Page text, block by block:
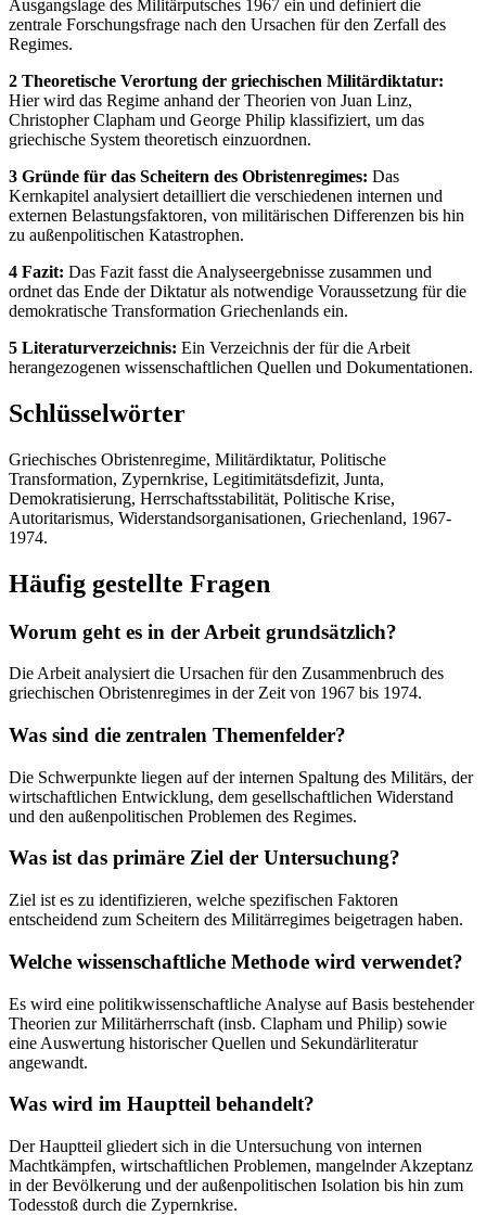
Ausgangslage des Militärputsches 1967 ein und definiert die
zentrale Forschungsfrage nach den Ursachen für den Zerfall des
Regimes.
2 Theoretische Verortung der griechischen Militärdiktatur:
Hier wird das Regime anhand der Theorien von Juan Linz,
Christopher Clapham und George Philip klassifiziert, um das
griechische System theoretisch einzuordnen.
3 Gründe für das Scheitern des Obristenregimes: Das
Kernkapitel analysiert detailliert die verschiedenen internen und
externen Belastungsfaktoren, von militärischen Differenzen bis hin
zu außenpolitischen Katastrophen.
4 Fazit: Das Fazit fasst die Analyseergebnisse zusammen und
ordnet das Ende der Diktatur als notwendige Voraussetzung für die
demokratische Transformation Griechenlands ein.
5 Literaturverzeichnis: Ein Verzeichnis der für die Arbeit
herangezogenen wissenschaftlichen Quellen und Dokumentationen.
Schlüsselwörter
Griechisches Obristenregime, Militärdiktatur, Politische
Transformation, Zypernkrise, Legitimitätsdefizit, Junta,
Demokratisierung, Herrschaftsstabilität, Politische Krise,
Autoritarismus, Widerstandsorganisationen, Griechenland, 1967-
1974.
Häufig gestellte Fragen
Worum geht es in der Arbeit grundsätzlich?
Die Arbeit analysiert die Ursachen für den Zusammenbruch des
griechischen Obristenregimes in der Zeit von 1967 bis 1974.
Was sind die zentralen Themenfelder?
Die Schwerpunkte liegen auf der internen Spaltung des Militärs, der
wirtschaftlichen Entwicklung, dem gesellschaftlichen Widerstand
und den außenpolitischen Problemen des Regimes.
Was ist das primäre Ziel der Untersuchung?
Ziel ist es zu identifizieren, welche spezifischen Faktoren
entscheidend zum Scheitern des Militärregimes beigetragen haben.
Welche wissenschaftliche Methode wird verwendet?
Es wird eine politikwissenschaftliche Analyse auf Basis bestehender
Theorien zur Militärherrschaft (insb. Clapham und Philip) sowie
eine Auswertung historischer Quellen und Sekundärliteratur
angewandt.
Was wird im Hauptteil behandelt?
Der Hauptteil gliedert sich in die Untersuchung von internen
Machtkämpfen, wirtschaftlichen Problemen, mangelnder Akzeptanz
in der Bevölkerung und der außenpolitischen Isolation bis hin zum
Todesstoß durch die Zypernkrise.